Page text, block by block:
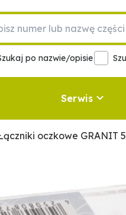
po nazwie/opisie
Serwis
oczkowe GRANIT